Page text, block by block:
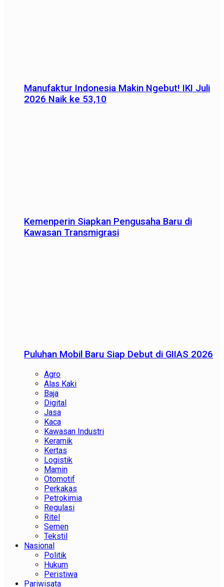
Manufaktur Indonesia Makin Ngebut! IKI Juli
2026 Naik ke 53,10
Kemenperin Siapkan Pengusaha Baru di
Kawasan Transmigrasi
Puluhan Mobil Baru Siap Debut di GIIAS 2026
Agro
Alas Kaki
Baja
Digital
Jasa
Kaca
Kawasan Industri
Keramik
Kertas
Logistik
Mamin
Otomotif
Perkakas
Petrokimia
Regulasi
Ritel
Semen
Tekstil
Nasional
Politik
Hukum
Peristiwa
Pariwisata